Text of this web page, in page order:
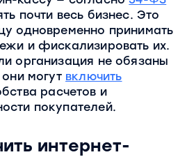
почти весь бизнес. Это
одновременно принимать
и фискализировать их.
организация не обязаны
могут включить
расчетов и
покупателей.
интернет-